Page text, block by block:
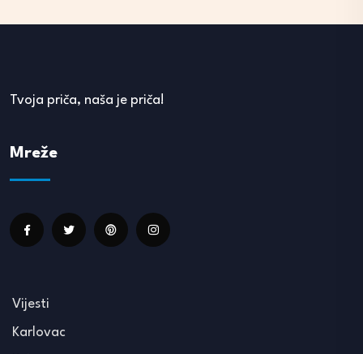
Tvoja priča, naša je priča!
Mreže
Vijesti
Karlovac